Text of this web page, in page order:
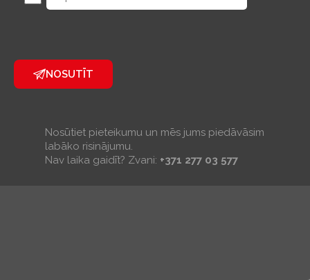
NOSUTĪT
Nosūtiet pieteikumu un mēs jums piedāvāsim
labāko risinājumu.
Nav laika gaidīt? Zvani: +371 277 03 577